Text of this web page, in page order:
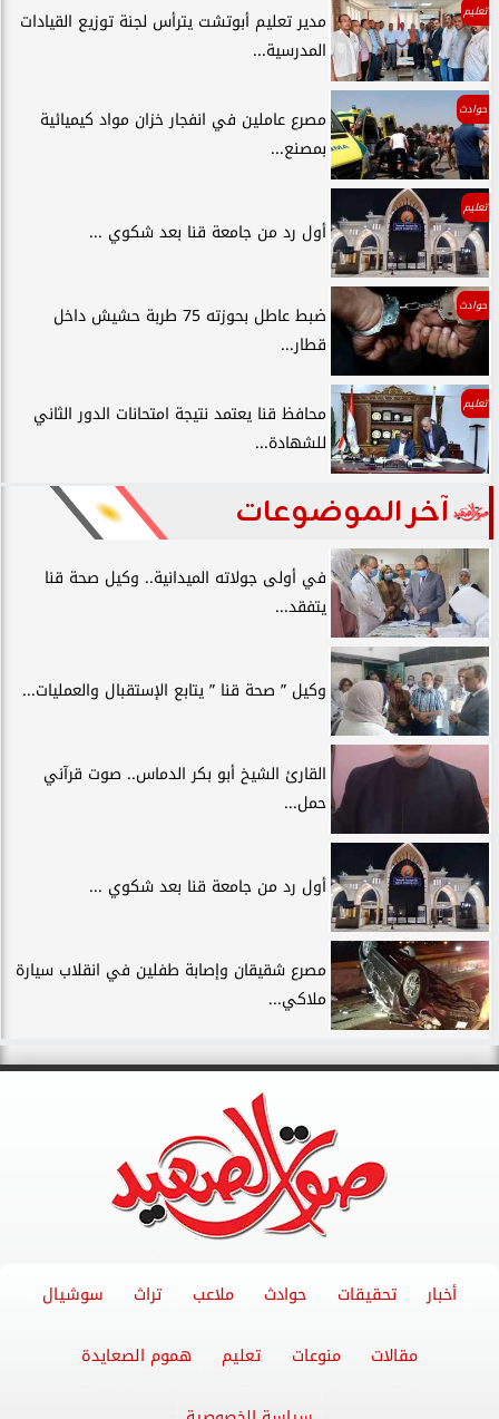
تعليم
مدير تعليم أبوتشت يترأس لجنة توزيع القيادات
المدرسية...
حوادث
مصرع عاملين في انفجار خزان مواد كيميائية
بمصنع...
تعليم
أول رد من جامعة قنا بعد شكوي ...
حوادث
ضبط عاطل بحوزته 75 طربة حشيش داخل
قطار...
تعليم
محافظ قنا يعتمد نتيجة امتحانات الدور الثاني
للشهادة...
آخر الموضوعات
في أولى جولاته الميدانية.. وكيل صحة قنا
يتفقد...
وكيل ” صحة قنا ” يتابع الإستقبال والعمليات...
القارئ الشيخ أبو بكر الدماس.. صوت قرآني
حمل...
أول رد من جامعة قنا بعد شكوي ...
مصرع شقيقان وإصابة طفلين في انقلاب سيارة
ملاكي...
أخبار تحقيقات حوادث ملاعب تراث سوشيال
مقالات منوعات تعليم هموم الصعايدة